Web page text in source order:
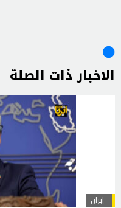
الاخبار ذات الصلة
إيران